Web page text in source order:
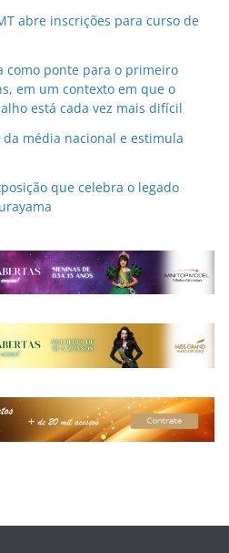
abre inscrições para curso de
como ponte para o primeiro
em um contexto em que o
está cada vez mais difícil
média nacional e estimula
que celebra o legado